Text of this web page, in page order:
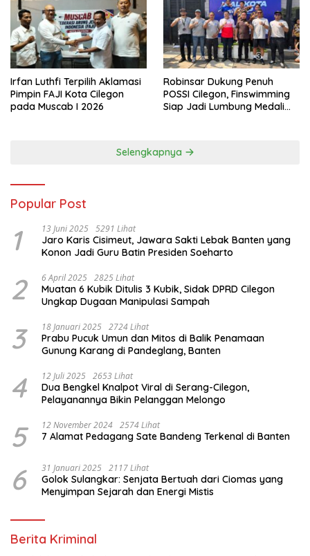
Irfan Luthfi Terpilih Aklamasi
Pimpin FAJI Kota Cilegon
pada Muscab I 2026
Robinsar Dukung Penuh
POSSI Cilegon, Finswimming
Siap Jadi Lumbung Medali
Selengkapnya
Popular Post
1 13 Juni 2025 5291 Lihat
Jaro Karis Cisimeut, Jawara Sakti Lebak Banten yang
Konon Jadi Guru Batin Presiden Soeharto
2 6 April 2025 2825 Lihat
Muatan 6 Kubik Ditulis 3 Kubik, Sidak DPRD Cilegon
Ungkap Dugaan Manipulasi Sampah
3 18 Januari 2025 2724 Lihat
Prabu Pucuk Umun dan Mitos di Balik Penamaan
Gunung Karang di Pandeglang, Banten
4 12 Juli 2025 2653 Lihat
Dua Bengkel Knalpot Viral di Serang-Cilegon,
Pelayanannya Bikin Pelanggan Melongo
5 12 November 2024 2574 Lihat
7 Alamat Pedagang Sate Bandeng Terkenal di Banten
6 31 Januari 2025 2117 Lihat
Golok Sulangkar: Senjata Bertuah dari Ciomas yang
Menyimpan Sejarah dan Energi Mistis
Berita Kriminal